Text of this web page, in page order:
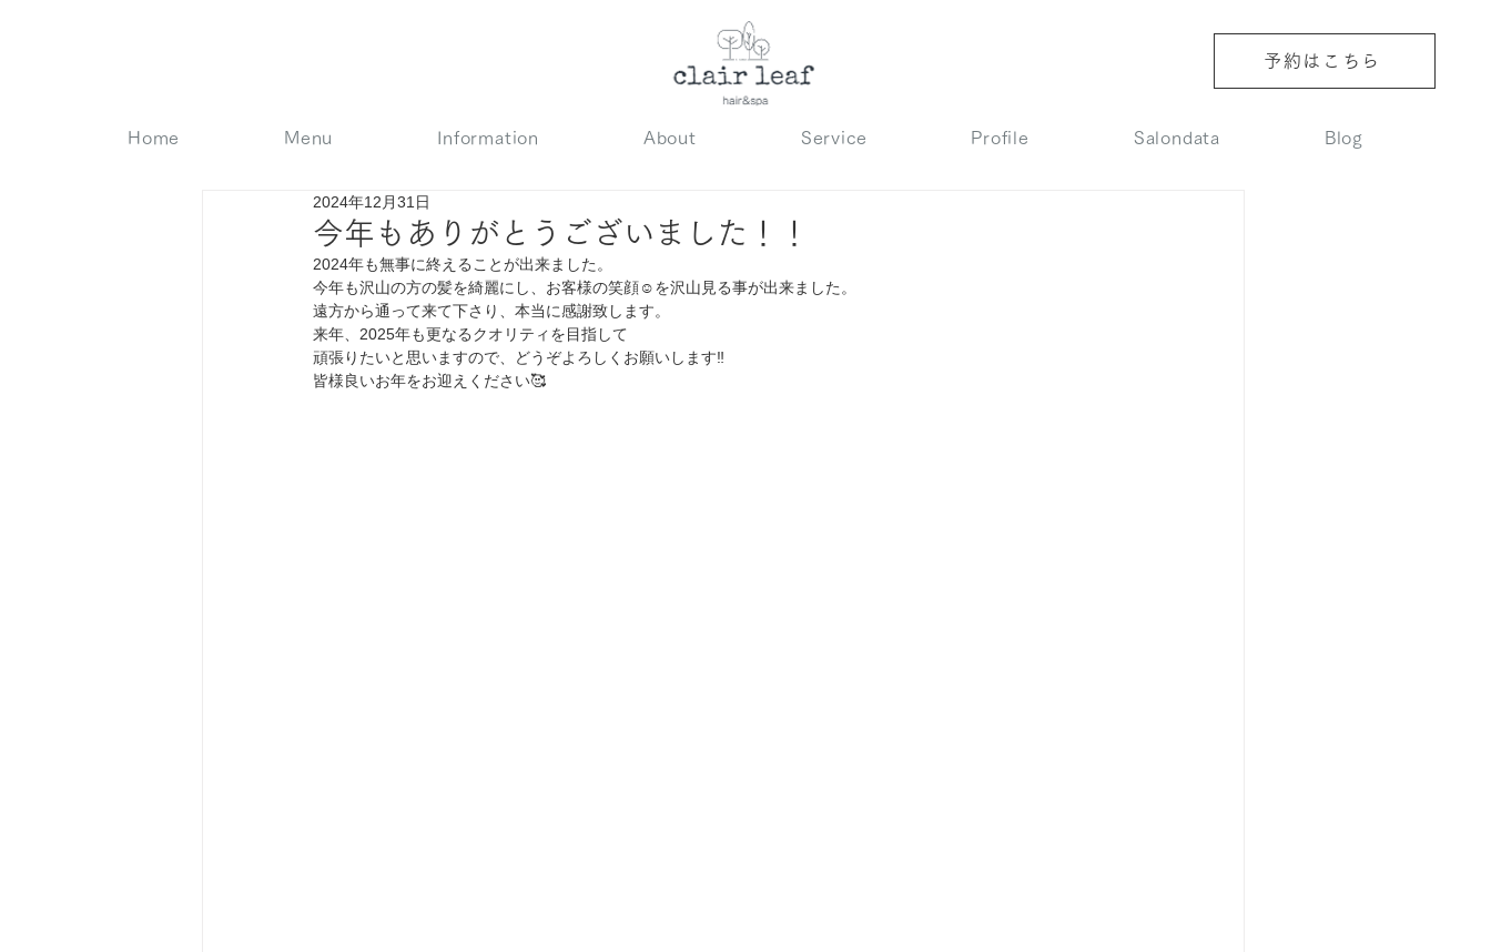
予約はこちら
Home Menu Information About Service Profile Salondata Blog
今年もありがとうございました！！
2024年12月31日
2024年も無事に終えることが出来ました。
今年も沢山の方の髪を綺麗にし、お客様の笑顔☺️を沢山見る事が出来ました。
遠方から通って来て下さり、本当に感謝致します。
来年、2025年も更なるクオリティを目指して
頑張りたいと思いますので、どうぞよろしくお願いします‼️
皆様良いお年をお迎えください🥰